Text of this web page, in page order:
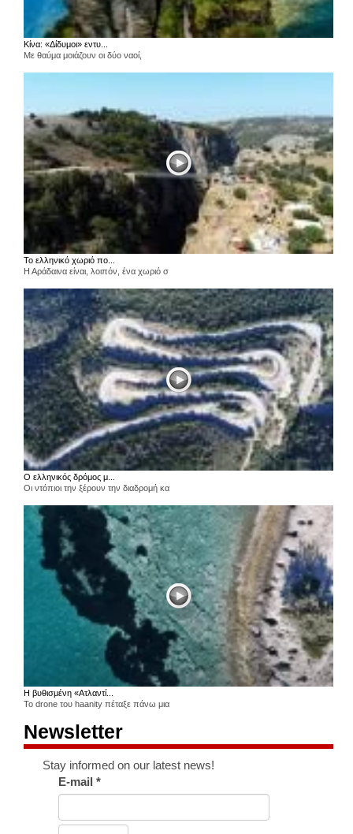
Κίνα: «Δίδυμοι» εντυ...
Με θαύμα μοιάζουν οι δύο ναοί,
Το ελληνικό χωριό πο...
Η Αράδαινα είναι, λοιπόν, ένα χωριό σ
Ο ελληνικός δρόμος μ...
Οι ντόπιοι την ξέρουν την διαδρομή κα
Η βυθισμένη «Ατλαντί...
Το drone του haanity πέταξε πάνω μια
Newsletter
Stay informed on our latest news!
E-mail*